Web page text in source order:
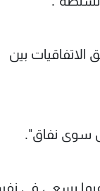
بين
سوى نفاق".